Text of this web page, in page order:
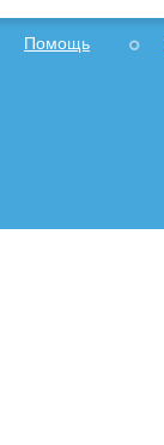
Помощь